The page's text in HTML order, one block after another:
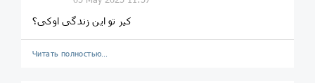
کیر تو این زندگی اوکی؟
Читать полностью…